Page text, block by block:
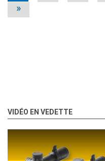
»
VIDÉO EN VEDETTE